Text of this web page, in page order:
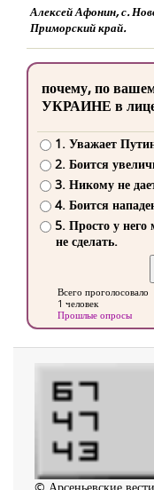
Алексей Афонин, с.
Приморский край.
почему, по
УКРАИНЕ в
1. Уважает
2. Боится
3. Никому не
4. Боится
5. Просто у него
не сделать.
Всего проголосовало
1 человек
Прошлые опросы